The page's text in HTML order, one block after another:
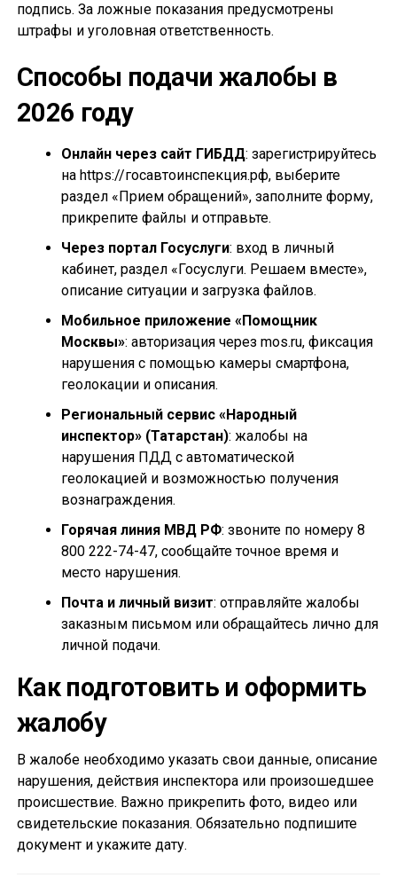
подпись. За ложные показания предусмотрены
штрафы и уголовная ответственность.
Способы подачи жалобы в
2026 году
Онлайн через сайт ГИБДД: зарегистрируйтесь
на https://госавтоинспекция.рф, выберите
раздел «Прием обращений», заполните форму,
прикрепите файлы и отправьте.
Через портал Госуслуги: вход в личный
кабинет, раздел «Госуслуги. Решаем вместе»,
описание ситуации и загрузка файлов.
Мобильное приложение «Помощник
Москвы»: авторизация через mos.ru, фиксация
нарушения с помощью камеры смартфона,
геолокации и описания.
Региональный сервис «Народный
инспектор» (Татарстан): жалобы на
нарушения ПДД с автоматической
геолокацией и возможностью получения
вознаграждения.
Горячая линия МВД РФ: звоните по номеру 8
800 222-74-47, сообщайте точное время и
место нарушения.
Почта и личный визит: отправляйте жалобы
заказным письмом или обращайтесь лично для
личной подачи.
Как подготовить и оформить
жалобу
В жалобе необходимо указать свои данные, описание
нарушения, действия инспектора или произошедшее
происшествие. Важно прикрепить фото, видео или
свидетельские показания. Обязательно подпишите
документ и укажите дату.